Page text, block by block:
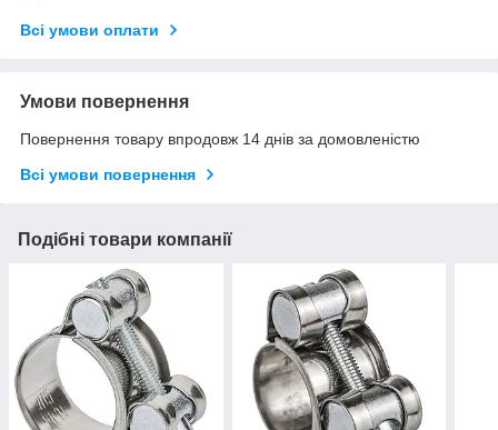
Всі умови оплати
Умови повернення
Повернення товару впродовж 14 днів за домовленістю
Всі умови повернення
Подібні товари компанії